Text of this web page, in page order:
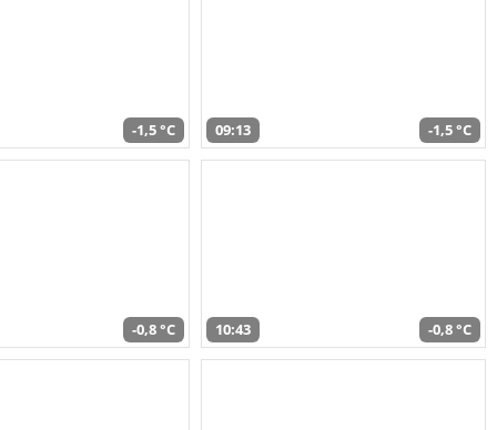
-1,5 °C 09:13 -1,5 °C
-0,8 °C 10:43 -0,8 °C